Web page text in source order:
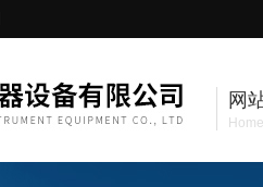
网
Home